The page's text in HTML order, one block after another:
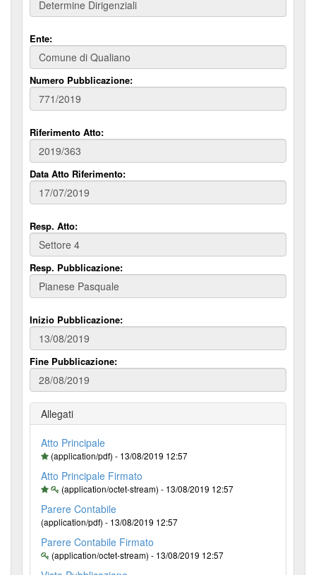
Ente:
Numero Pubblicazione:
Riferimento Atto:
Data Atto Riferimento:
Resp. Atto:
Resp. Pubblicazione:
Inizio Pubblicazione:
Fine Pubblicazione:
Allegati
Atto Principale
(application/pdf) - 13/08/2019 12:57
Atto Principale Firmato
(application/octet-stream) - 13/08/2019 12:57
Parere Contabile
(application/pdf) - 13/08/2019 12:57
Parere Contabile Firmato
(application/octet-stream) - 13/08/2019 12:57